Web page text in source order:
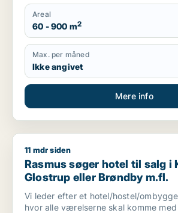
Areal
60 - 900 m2
Max. per måned
Ikke angivet
Mere info
Rasmus søger hotel til salg i
11 mdr siden
Rasmus søger hotel til salg i
Glostrup eller Brøndby m.fl.
Vi leder efter et hotel/hostel/
hvor alle værelserne skal komme